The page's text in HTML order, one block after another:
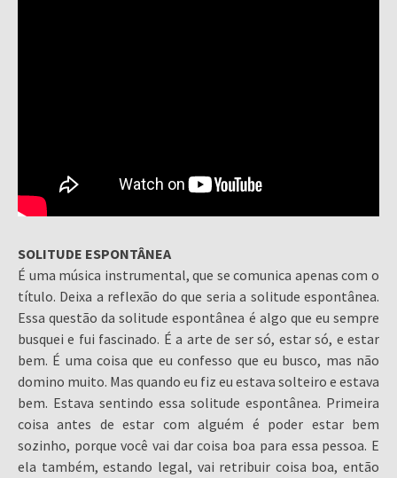
SOLITUDE ESPONTÂNEA
É uma música instrumental, que se comunica apenas com o
título. Deixa a reflexão do que seria a solitude espontânea.
Essa questão da solitude espontânea é algo que eu sempre
busquei e fui fascinado. É a arte de ser só, estar só, e estar
bem. É uma coisa que eu confesso que eu busco, mas não
domino muito. Mas quando eu fiz eu estava solteiro e estava
bem. Estava sentindo essa solitude espontânea. Primeira
coisa antes de estar com alguém é poder estar bem
sozinho, porque você vai dar coisa boa para essa pessoa. E
ela também, estando legal, vai retribuir coisa boa, então